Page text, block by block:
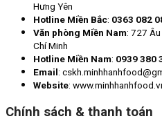
Hưng Yên
Hotline Miền Bắc: 0363 082
Văn phòng Miền Nam: 727 Âu
Chí Minh
Hotline Miền Nam: 0939 380
Email:
Website:
Chính sách & thanh toán